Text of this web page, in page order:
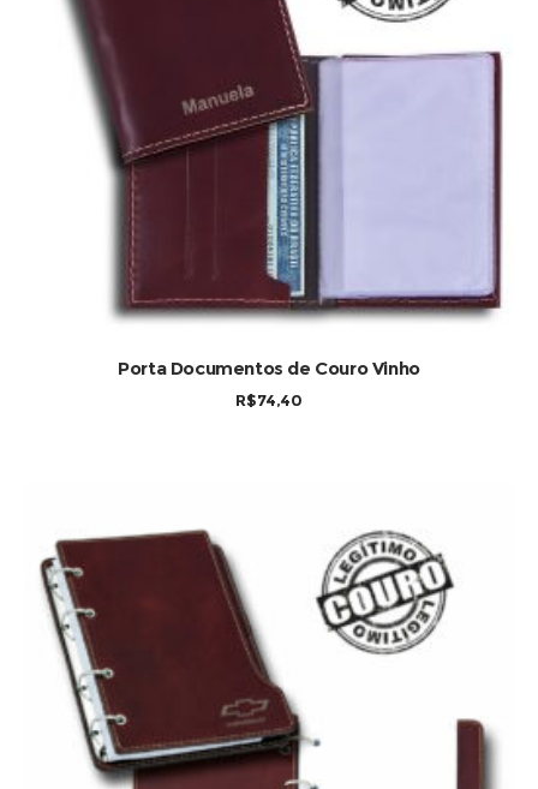
COMPRAR
Porta Documentos de Couro Vinho
R$74,40